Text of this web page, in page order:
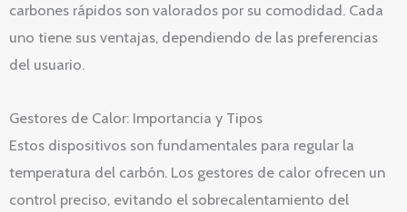
carbones rápidos son valorados por su comodidad. Cada
uno tiene sus ventajas, dependiendo de las preferencias
del usuario.
Gestores de Calor: Importancia y Tipos
Estos dispositivos son fundamentales para regular la
temperatura del carbón. Los gestores de calor ofrecen un
control preciso, evitando el sobrecalentamiento del